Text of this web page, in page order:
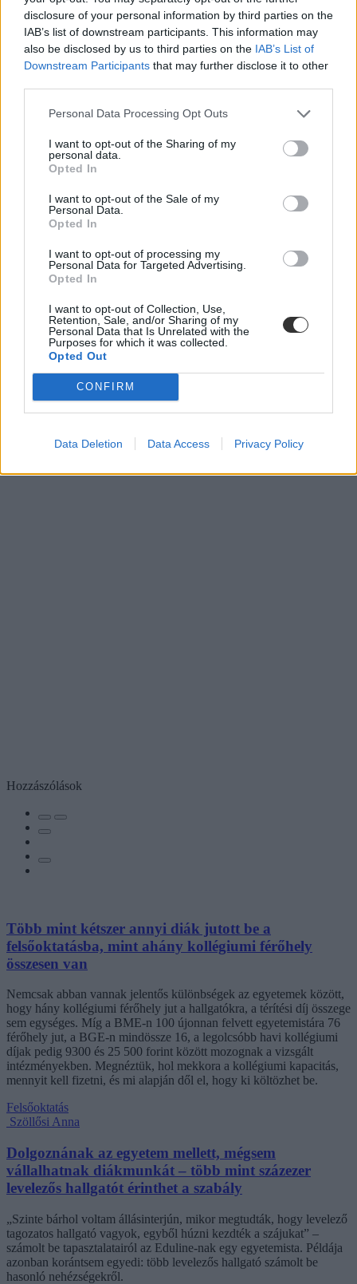
disclosure of your personal information by third parties on the
IAB’s list of downstream participants. This information may
also be disclosed by us to third parties on the IAB’s List of
Downstream Participants that may further disclose it to other
Personal Data Processing Opt Outs
I want to opt-out of the Sharing of my
personal data.
Opted In
I want to opt-out of the Sale of my
Personal Data.
Opted In
I want to opt-out of processing my
Personal Data for Targeted Advertising.
Opted In
I want to opt-out of Collection, Use,
Retention, Sale, and/or Sharing of my
Personal Data that Is Unrelated with the
Purposes for which it was collected.
Opted Out
CONFIRM
Data Deletion Data Access Privacy Policy
középiskola
iskola
pontok
feladatok
középiskolai felvételi 2021
Hozzászólások
Több mint kétszer annyi diák jutott be a
felsőoktatásba, mint ahány kollégiumi férőhely
összesen van
Nemcsak abban vannak jelentős különbségek az egyetemek között,
hogy hány kollégiumi férőhely jut a hallgatókra, a térítési díj összege
sem egységes. Míg a BME-n 100 újonnan felvett egyetemistára 76
férőhely jut, a BGE-n mindössze 16, a legolcsóbb havi kollégiumi
díjak pedig 9300 és 25 500 forint között mozognak a vizsgált
intézményekben. Megnéztük, hol mekkora a kollégiumi kapacitás,
mennyit kell fizetni, és mi alapján dől el, hogy ki költözhet be.
Felsőoktatás
Szöllősi Anna
Dolgoznának az egyetem mellett, mégsem
vállalhatnak diákmunkát – több mint százezer
levelezős hallgatót érinthet a szabály
„Szinte bárhol voltam állásinterjún, mikor megtudták, hogy levelező
tagozatos hallgató vagyok, egyből húzni kezdték a szájukat” –
számolt be tapasztalatairól az Eduline-nak egy egyetemista. Példája
azonban korántsem egyedi: több levelezős hallgató számolt be
hasonló nehézségekről.